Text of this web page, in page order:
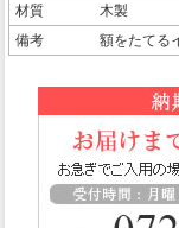
材質
木製
備考
額をたてる